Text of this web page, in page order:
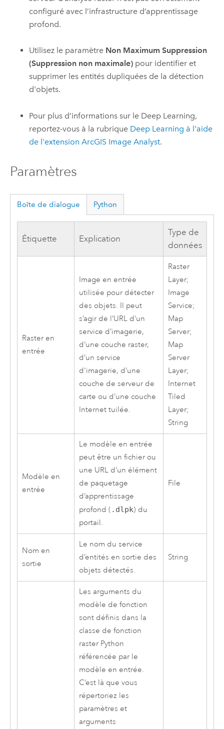
configuré avec l’infrastructure d’apprentissage
profond.
Utilisez le paramètre Non Maximum Suppression
(Suppression non maximale) pour identifier et
supprimer les entités dupliquées de la détection
d'objets.
Pour plus d’informations sur le Deep Learning,
reportez-vous à la rubrique Deep Learning à l'aide
de l'extensionArcGIS Image Analyst.
Paramètres
Boîte de dialogue Python
Étiquette Explication
Type de
données
Raster en
entrée
Image en entrée
utilisée pour détecter
des objets. Il peut
s’agir de l’URL d’un
service d’imagerie,
d’une couche raster,
d’un service
d'imagerie, d’une
couche de serveur de
carte ou d’une couche
Internet tuilée.
Raster
Layer;
Image
Service;
Map
Server;
Map
Server
Layer;
Internet
Tiled
Layer;
String
Modèle en
entrée
Le modèle en entrée
peut être un fichier ou
une URL d’un élément
de paquetage
d’apprentissage
profond ( .dlpk) du
portail.
File
Nom en
sortie
Le nom du service
d’entités en sortie des
objets détectés.
String
Les arguments du
modèle de fonction
sont définis dans la
classe de fonction
raster Python
référencée par le
modèle en entrée.
C’est là que vous
répertoriez les
paramètres et
arguments